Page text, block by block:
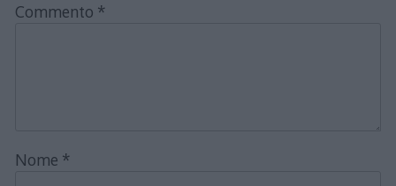
Commento *
Nome *